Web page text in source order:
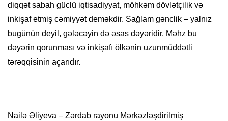
diqqət sabah güclü iqtisadiyyat, möhkəm dövlətçilik və
inkişaf etmiş cəmiyyət deməkdir. Sağlam gənclik – yalnız
bugünün deyil, gələcəyin də əsas dəyəridir. Məhz bu
dəyərin qorunması və inkişafı ölkənin uzunmüddətli
tərəqqisinin açarıdır.
Nailə Əliyeva – Zərdab rayonu Mərkəzləşdirilmiş